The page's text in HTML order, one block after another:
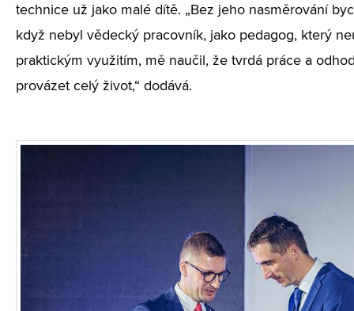
technice už jako malé dítě. „Bez jeho nasměrování
když nebyl vědecký pracovník, jako pedagog, který
praktickým využitím, mě naučil, že tvrdá práce a
provázet celý život,“ dodává.